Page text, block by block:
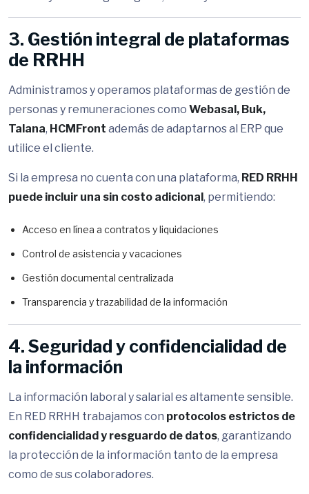
3. Gestión integral de plataformas
de RRHH
Administramos y operamos plataformas de gestión de
personas y remuneraciones como Webasal, Buk,
Talana, HCMFront además de adaptarnos al ERP que
utilice el cliente.
Si la empresa no cuenta con una plataforma, RED RRHH
puede incluir una sin costo adicional, permitiendo:
Acceso en línea a contratos y liquidaciones
Control de asistencia y vacaciones
Gestión documental centralizada
Transparencia y trazabilidad de la información
4. Seguridad y confidencialidad de
la información
La información laboral y salarial es altamente sensible.
En RED RRHH trabajamos con protocolos estrictos de
confidencialidad y resguardo de datos, garantizando
la protección de la información tanto de la empresa
como de sus colaboradores.